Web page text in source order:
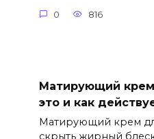
0 816
Матирующий
это и как
Матирующий крем
скрыть жирный